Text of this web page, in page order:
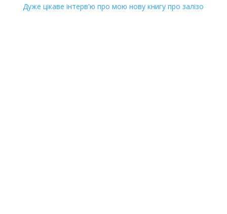
Дуже цікаве інтерв'ю про мою нову книгу про залізо